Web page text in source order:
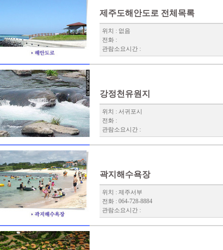
제주도해안도로 전체목록
위치 : 없음
전화 :
관람소요시간 :
강정천유원지
위치 : 서귀포시
전화 :
관람소요시간 :
곽지해수욕장
위치 : 제주서부
전화 : 064-728-8884
관람소요시간 :